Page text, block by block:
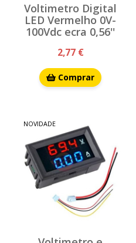
Voltimetro Digital
LED Vermelho 0V-
100Vdc ecra 0,56''
2,77 €
Comprar
NOVIDADE